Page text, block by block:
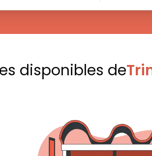
disponibles de